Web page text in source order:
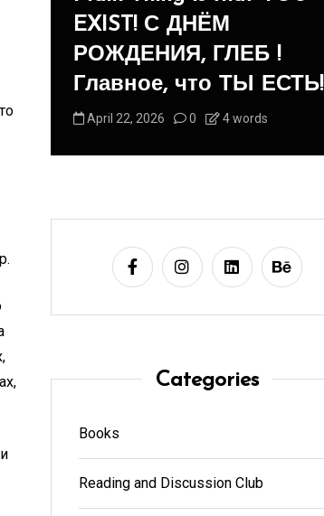
EXIST! С ДНЁМ
РОЖДЕНИЯ, ГЛЕБ !
Главное, что ТЫ ЕСТЬ!
April 22, 2026 0 4 words
Categories
Books
Reading and Discussion Club